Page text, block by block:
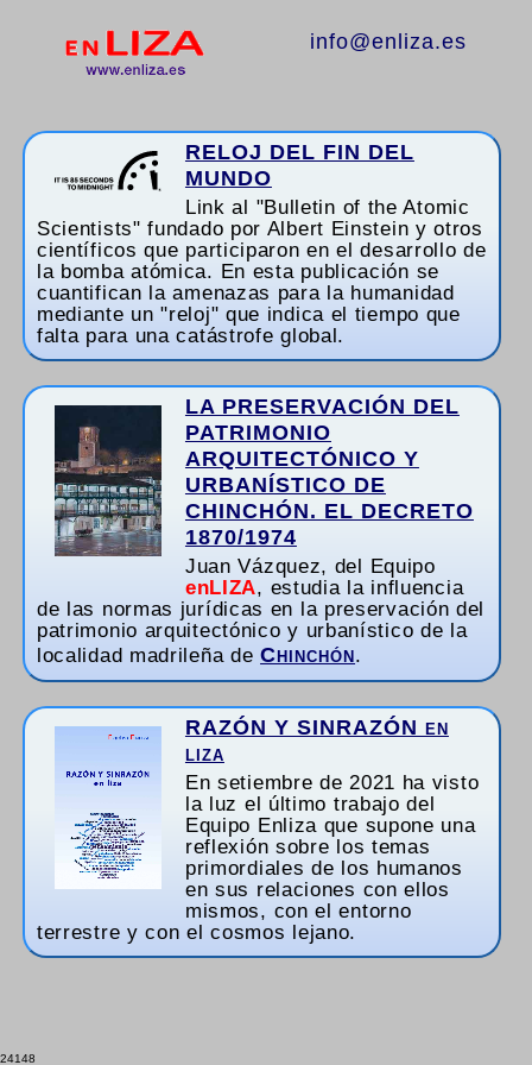
info@enliza.es
RELOJ DEL FIN DEL
MUNDO
Link al "Bulletin of the Atomic
Scientists" fundado por Albert Einstein y otros
científicos que participaron en el desarrollo de
la bomba atómica. En esta publicación se
cuantifican la amenazas para la humanidad
mediante un "reloj" que indica el tiempo que
falta para una catástrofe global.
LA PRESERVACIÓN DEL
PATRIMONIO
ARQUITECTÓNICO Y
URBANÍSTICO DE
CHINCHÓN. EL DECRETO
1870/1974
Juan Vázquez, del Equipo
enLIZA, estudia la influencia
de las normas jurídicas en la preservación del
patrimonio arquitectónico y urbanístico de la
localidad madrileña deChinchón.
RAZÓN Y SINRAZÓN en
liza
En setiembre de 2021 ha visto
la luz el último trabajo del
Equipo Enliza que supone una
reflexión sobre los temas
primordiales de los humanos
en sus relaciones con ellos
mismos, con el entorno
terrestre y con el cosmos lejano.
24148